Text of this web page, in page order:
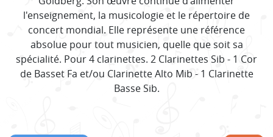
l'enseignement, la musicologie et le répertoire de
concert mondial. Elle représente une référence
absolue pour tout musicien, quelle que soit sa
spécialité. Pour 4 clarinettes. 2 Clarinettes Sib - 1 Cor
de Basset Fa et/ou Clarinette Alto Mib - 1 Clarinette
Basse Sib.